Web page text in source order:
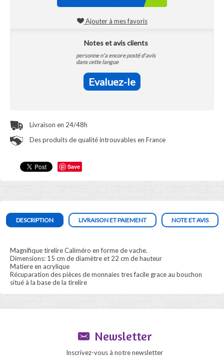
Save
Ajouter à mes favoris
Notes et avis clients
personne n'a encore posté d'avis
dans cette langue
Evaluez-le
Livraison en 24/48h
Des produits de qualité introuvables en France
DESCRIPTION LIVRAISON ET PAIEMENT NOTE ET AVIS
Magnifique tirelire Caliméro en forme de vache.
Dimensions: 15 cm de diamètre et 22 cm de hauteur
Matiere en acrylique
Récuparation des pièces de monnaies tres facile grace au bouchon
situé à la base de la tirelire
Newsletter
Inscrivez-vous à notre newsletter